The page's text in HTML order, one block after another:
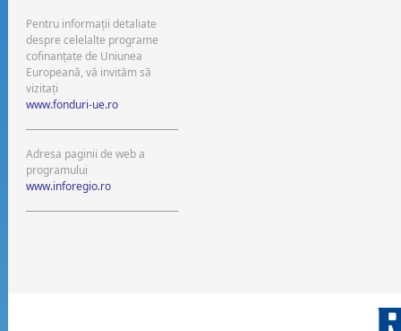
Pentru informaţii detaliate
despre celelalte programe
cofinanţate de Uniunea
Europeană, vă invităm să
vizitaţi
www.fonduri-ue.ro
Adresa paginii de web a
programului
www.inforegio.ro